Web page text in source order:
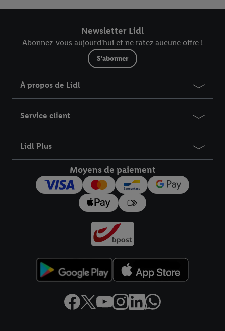
Newsletter Lidl
Abonnez-vous aujourd'hui et ne ratez aucune offre !
S'abonner
À propos de Lidl
Service client
Lidl Plus
Moyens de paiement